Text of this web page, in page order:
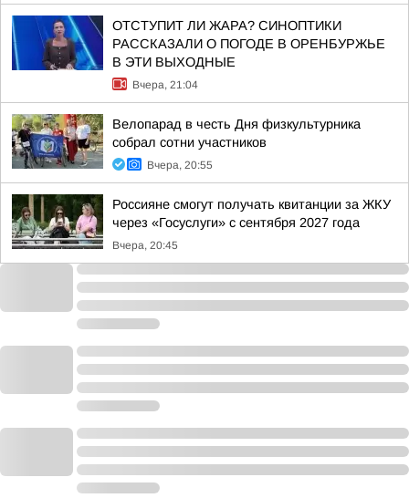
ОТСТУПИТ ЛИ ЖАРА? СИНОПТИКИ
РАССКАЗАЛИ О ПОГОДЕ В ОРЕНБУРЖЬЕ
В ЭТИ ВЫХОДНЫЕ
Вчера, 21:04
Велопарад в честь Дня физкультурника
собрал сотни участников
Вчера, 20:55
Россияне смогут получать квитанции за ЖКУ
через «Госуслуги» с сентября 2027 года
Вчера, 20:45